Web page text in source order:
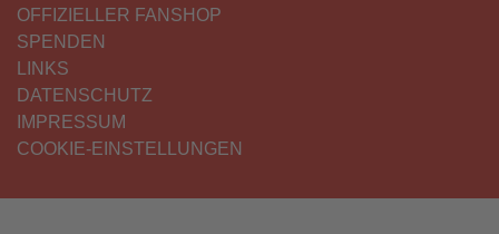
OFFIZIELLER FANSHOP
SPENDEN
LINKS
DATENSCHUTZ
IMPRESSUM
COOKIE-EINSTELLUNGEN